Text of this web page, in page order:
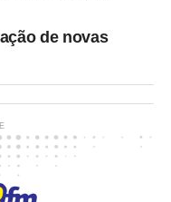
de novas